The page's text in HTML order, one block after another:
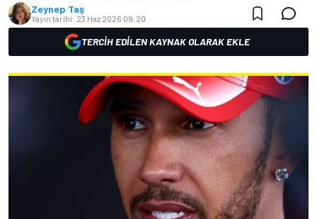
Zeynep Taş
Yayın tarihi: 23 Haz 2026 09:20
TERCIH EDILEN KAYNAK OLARAK EKLE